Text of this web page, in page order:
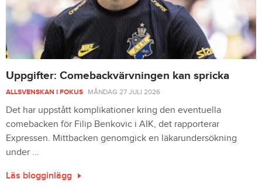
Uppgifter: Comebackvärvningen kan spricka
ALLSVENSKAN I FOKUS MÅNDAG 27 JULI 2026
Det har uppstått komplikationer kring den eventuella
comebacken för Filip Benkovic i AIK, det rapporterar
Expressen. Mittbacken genomgick en läkarundersökning
under ...
Läs blogginlägg